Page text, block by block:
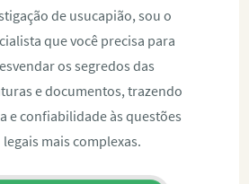
de usucapião, sou o
que você precisa para
os segredos das
e documentos, trazendo
e confiabilidade às questões
legais mais complexas.